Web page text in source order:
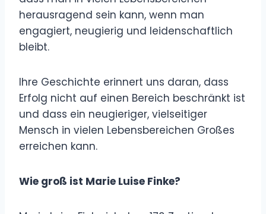
herausragend sein kann, wenn man
engagiert, neugierig und leidenschaftlich
bleibt.
Ihre Geschichte erinnert uns daran, dass
Erfolg nicht auf einen Bereich beschränkt ist
und dass ein neugieriger, vielseitiger
Mensch in vielen Lebensbereichen Großes
erreichen kann.
Wie groß ist Marie Luise Finke?